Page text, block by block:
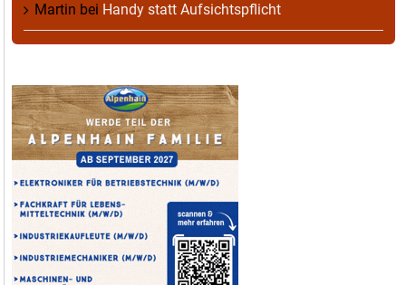
Martin bei Handy statt Aufsichtspflicht